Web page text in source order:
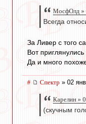
МосфОлд »
Всегда
За Ливер с того
Вот приглянулись
Да и много
# Спектр » 02
Карелин »
(скучным